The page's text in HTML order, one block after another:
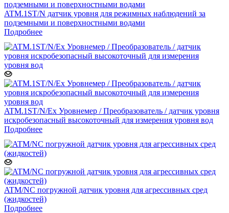
ATM.1ST/N датчик уровня для режимных наблюдений за
подземными и поверхностными водами
Подробнее
ATM.1ST/N/Ex Уровнемер / Преобразователь / датчик уровня
искробезопасный высокоточный для измерения уровня вод
Подробнее
ATM/NC погружной датчик уровня для агрессивных сред
(жидкостей)
Подробнее